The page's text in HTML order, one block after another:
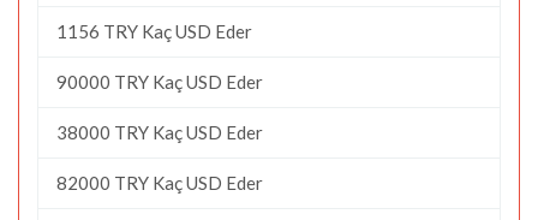
1156 TRY Kaç USD Eder
90000 TRY Kaç USD Eder
38000 TRY Kaç USD Eder
82000 TRY Kaç USD Eder